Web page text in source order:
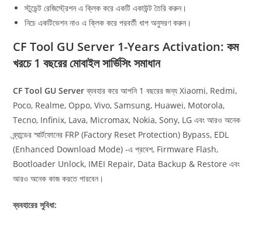
1/2/3
Month
quantity
স্টুডেন্ট রেজিস্ট্রেশন এ ক্লিক করে একটি একাউন্ট তৈরি করুন।
নিচে একটিভেশন নাও এ ক্লিক করে পরবর্তী ধাপ অনুসরণ করুন।
CF Tool GU Server 1-Years Activation: কম
খরচে 1 বছরের মোবাইল সার্ভিসিং সমাধান
CF Tool GU Serverব্যবহার করে আপনি 1 বছরের জন্য Xiaomi, Redmi,
Poco, Realme, Oppo, Vivo, Samsung, Huawei, Motorola,
Tecno, Infinix, Lava, Micromax, Nokia, Sony, LG এবং আরও অনেক
ব্র্যান্ডের স্মার্টফোনের FRP (Factory Reset Protection) Bypass, EDL
(Enhanced Download Mode) -এ প্রবেশ, Firmware Flash,
Bootloader Unlock, IMEI Repair, Data Backup & Restore এবং
আরও অনেক কাজ করতে পারবেন।
ব্যবহারের সুবিধা: